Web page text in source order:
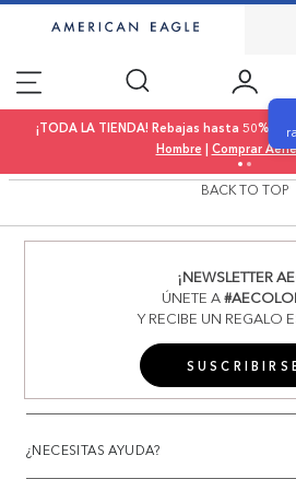
¡TODA LA TIENDA! Rebajas hasta 50%
Hombre | Comprar Aerie
BACK TO TOP
¡NEWSLETTER
ÚNETE A
Y RECIBE UN REGALO
¿NECESITAS AYUDA?